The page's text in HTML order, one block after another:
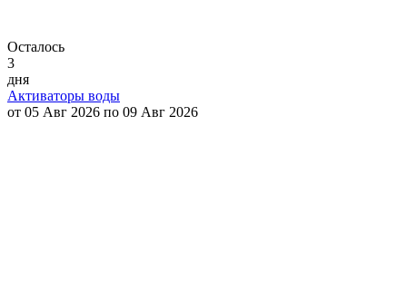
Осталось
3
дня
Активаторы воды
от 05 Авг 2026 по 09 Авг 2026